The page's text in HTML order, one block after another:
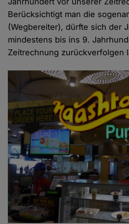
Berücksichtigt man die
(Wegbereiter), dürfte sich der
mindestens bis ins 9.
Zeitrechnung zurückverfolgen